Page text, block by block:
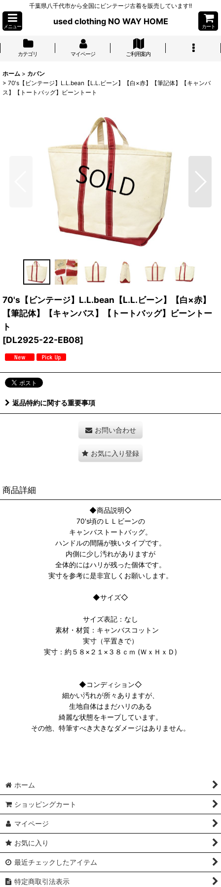
千葉県八千代市から全国にビンテージ古着を販売しています!!
メニュー
used clothing NO WAY HOME
カート
カテゴリ マイページ ご利用案内
ホーム > カバン
> 70's【ビンテージ】L.L.bean【L.L.ビーン】【白×赤】【筆記体】【キャンバ
ス】【トートバッグ】ビーントート
70's【ビンテージ】L.L.bean【L.L.ビーン】【白×赤】
【筆記体】【キャンバス】【トートバッグ】ビーントー
ト
[DL2925-22-EB08]
返品特約に関する重要事項
お問い合わせ
お気に入り登録
商品詳細
◆商品説明◇
70's頃のＬＬビーンの
キャンバストートバッグ。
ハンドルの間隔が狭いタイプです。
内側に少し汚れがありますが
全体的にはハリが残った個体です。
実寸を参考に是非宜しくお願いします。
◆サイズ◇
サイズ表記：なし
素材・材質：キャンバスコットン
実寸（平置きで）
実寸：約５８×２１×３８ｃｍ (ＷｘＨｘＤ)
◆コンディション◇
細かい汚れが所々ありますが、
生地自体はまだハリのある
綺麗な状態をキープしています。
その他、特筆すべき大きなダメージはありません。
ホーム
ショッピングカート
マイページ
お気に入り
最近チェックしたアイテム
特定商取引法表示